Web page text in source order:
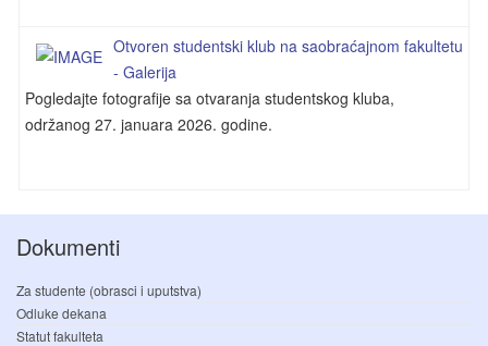
Otvoren studentski klub na saobraćajnom fakultetu
- Galerija
Pogledajte fotografije sa otvaranja studentskog kluba,
održanog 27. januara 2026. godine.
Dokumenti
Za studente (obrasci i uputstva)
Odluke dekana
Statut fakulteta